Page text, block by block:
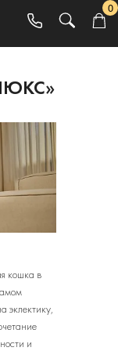
0
кошка в
эклектику,
и